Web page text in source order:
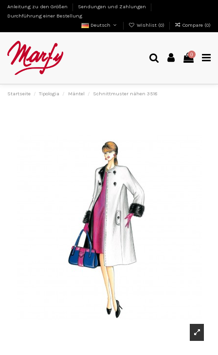
Anleitung zu den Größen
Sendungen und Zahlungen
Durchführung einer Bestellung
Deutsch
Wishlist (0) Compare (0)
0
Startseite Tipologia Mäntel Schnittmuster nähen 3518